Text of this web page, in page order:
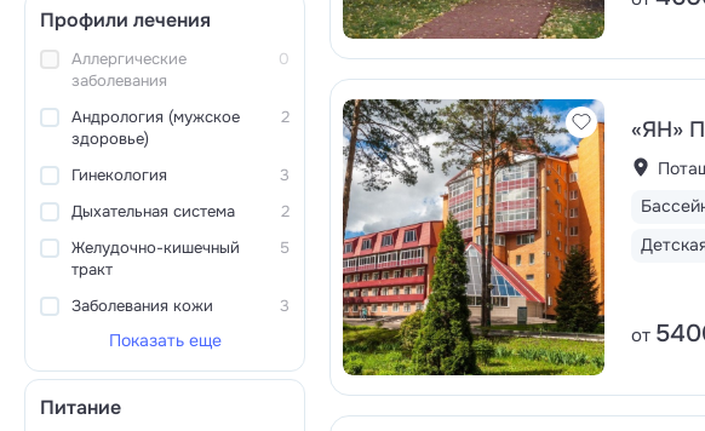
Профили лечения
Аллергические
заболевания
0
Андрология (мужское
здоровье)
2
Гинекология
3
Дыхательная система
2
Желудочно-кишечный
тракт
5
Заболевания кожи 3
Показать еще
Питание
«ЯН»
от